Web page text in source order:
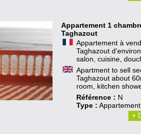
Appartement 1
Taghazout
Appartement à
Taghazout
salon, cuisine,
Apartment to sell
Taghazout about
room, kitchen
Référence : N
Type : Appartement
+